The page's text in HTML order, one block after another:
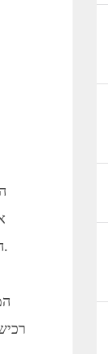
הגלם שלך. זה'חומר עמיד, ידידותי לתקציב ואסתטי שמגיע ביריעות כדי לספק מבנה מושלם וחסר תפרים שמדבר על מודרניות.